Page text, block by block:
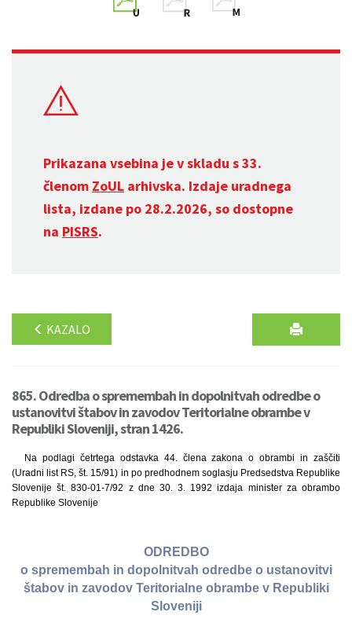
Prikazana vsebina je v skladu s 33.
členom ZoUL arhivska. Izdaje uradnega
lista, izdane po 28.2.2026, so dostopne
na PISRS.
KAZALO
865. Odredba o spremembah in dopolnitvah odredbe o
ustanovitvi štabov in zavodov Teritorialne obrambe v
Republiki Sloveniji, stran 1426.
Na podlagi četrtega odstavka 44. člena zakona o obrambi in zaščiti
(Uradni list RS, št. 15/91) in po predhodnem soglasju Predsedstva Republike
Slovenije št. 830-01-7/92 z dne 30. 3. 1992 izdaja minister za obrambo
Republike Slovenije
ODREDBO
o spremembah in dopolnitvah odredbe o ustanovitvi
štabov in zavodov Teritorialne obrambe v Republiki
Sloveniji